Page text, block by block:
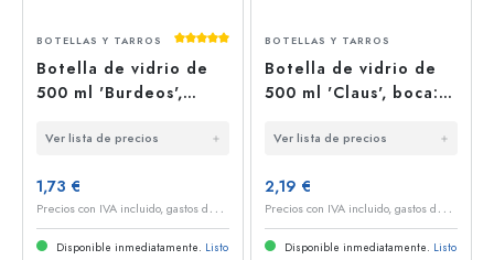
Calificación promedio de 5 de 5 estrellas
BOTELLAS Y TARROS
Botella de vidrio de
500 ml 'Burdeos',
Ver lista de precios
1,73 €
P
recios con IVA incluido, gastos de envío excluidos
Disponible inmediatamente. Listo
BOTELLAS Y TARROS
Botella de vidrio de
500 ml 'Claus', boca:
Ver lista de precios
2,19 €
P
recios con IVA incluido, gastos de envío excluidos
Disponible inmediatamente. Listo